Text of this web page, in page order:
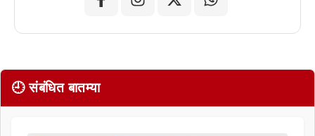
🕘 संबंधित बातम्या